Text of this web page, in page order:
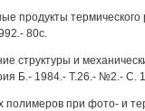
продукты термического
80с.
структуры и
Б.- 1984.- Т.26.- №2.- С.
при фото- и